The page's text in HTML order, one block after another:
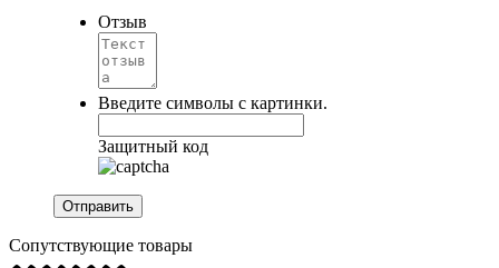
Отзыв
Введите символы с картинки.
Защитный код
Сопутствующие товары